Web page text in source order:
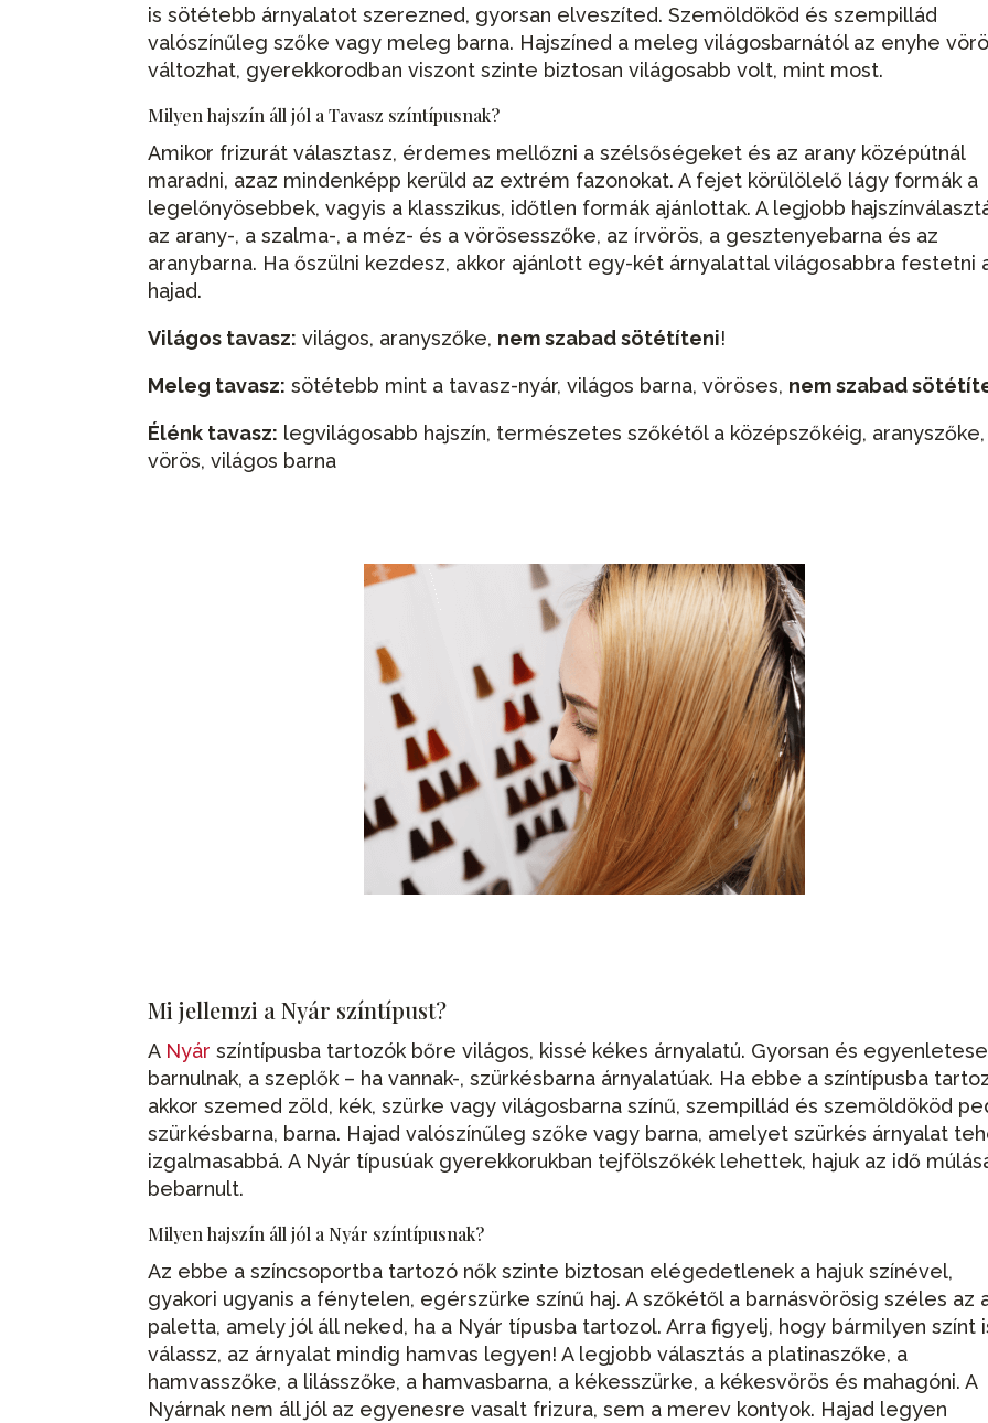
is sötétebb árnyalatot szerezned, gyorsan elveszíted. Szemöldököd és szempillád
valószínűleg szőke vagy meleg barna. Hajszíned a meleg világosbarnától az enyhe
változhat, gyerekkorodban viszont szinte biztosan világosabb volt, mint most.
Milyen hajszín áll jól a Tavasz színtípusnak?
Amikor frizurát választasz, érdemes mellőzni a szélsőségeket és az arany középútnál
maradni, azaz mindenképp kerüld az extrém fazonokat. A fejet körülölelő lágy formák a
legelőnyösebbek, vagyis a klasszikus, időtlen formák ajánlottak. A legjobb
az arany-, a szalma-, a méz- és a vörösesszőke, az írvörös, a gesztenyebarna és az
aranybarna. Ha őszülni kezdesz, akkor ajánlott egy-két árnyalattal világosabbra festetni
hajad.
Világos tavasz: világos, aranyszőke, nem szabad sötétíteni!
Meleg tavasz: sötétebb mint a tavasz-nyár, világos barna, vöröses, nem szabad
Élénk tavasz: legvilágosabb hajszín, természetes szőkétől a középszőkéig, aranyszőke,
vörös, világos barna
Mi jellemzi a Nyár színtípust?
A Nyár színtípusba tartozók bőre világos, kissé kékes árnyalatú. Gyorsan és
barnulnak, a szeplők – ha vannak-, szürkésbarna árnyalatúak. Ha ebbe a színtípusba
akkor szemed zöld, kék, szürke vagy világosbarna színű, szempillád és szemöldököd
szürkésbarna, barna. Hajad valószínűleg szőke vagy barna, amelyet szürkés árnyalat
izgalmasabbá. A Nyár típusúak gyerekkorukban tejfölszőkék lehettek, hajuk az idő
bebarnult.
Milyen hajszín áll jól a Nyár színtípusnak?
Az ebbe a színcsoportba tartozó nők szinte biztosan elégedetlenek a hajuk színével,
gyakori ugyanis a fénytelen, egérszürke színű haj. A szőkétől a barnásvörösig széles az
paletta, amely jól áll neked, ha a Nyár típusba tartozol. Arra figyelj, hogy bármilyen színt
válassz, az árnyalat mindig hamvas legyen! A legjobb választás a platinaszőke, a
hamvasszőke, a lilásszőke, a hamvasbarna, a kékesszürke, a kékesvörös és mahagóni. A
Nyárnak nem áll jól az egyenesre vasalt frizura, sem a merev kontyok. Hajad legyen